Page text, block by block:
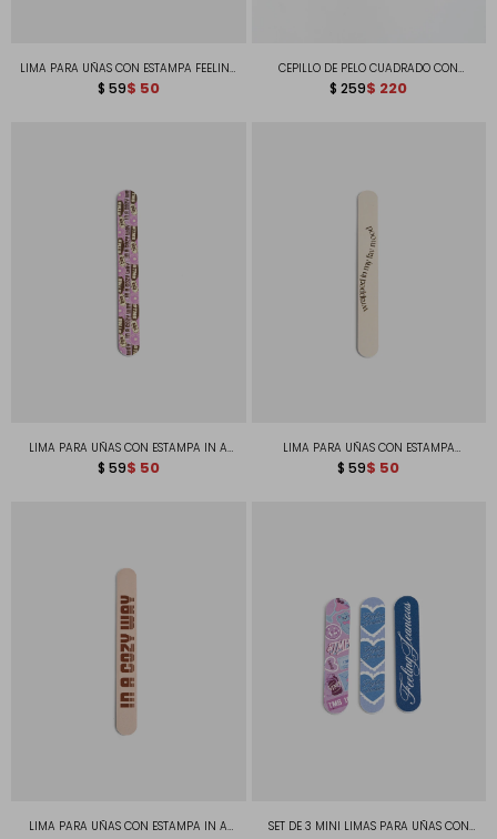
LIMA PARA UÑAS CON ESTAMPA FEELING
JEANIOUS
$ 59$ 50
CEPILLO DE PELO CUADRADO CON
ACABADO SOFT TOUCH Y ESTAMPA
$ 259$ 220
LIMA PARA UÑAS CON ESTAMPA IN A
COZY WAY
$ 59$ 50
LIMA PARA UÑAS CON ESTAMPA
WRAPPED IN MY FAV MOOD
$ 59$ 50
LIMA PARA UÑAS CON ESTAMPA IN A
SET DE 3 MINI LIMAS PARA UÑAS CON